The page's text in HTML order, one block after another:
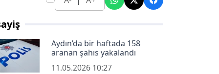
Aydın’da bir haftada 158
aranan şahıs yakalandı
11.05.2026 10:27